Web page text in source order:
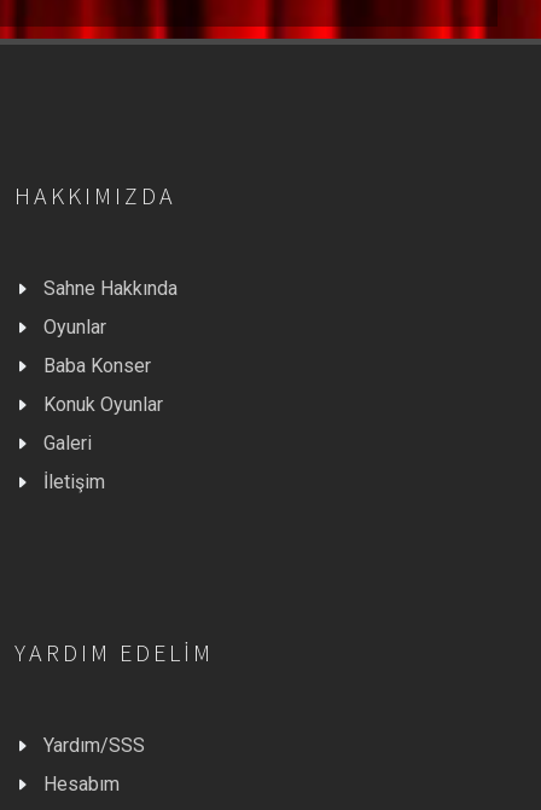
HAKKIMIZDA
Sahne Hakkında
Oyunlar
Baba Konser
Konuk Oyunlar
Galeri
İletişim
YARDIM EDELIM
Yardım/SSS
Hesabım